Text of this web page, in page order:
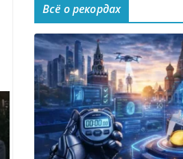
Всё о рекордах